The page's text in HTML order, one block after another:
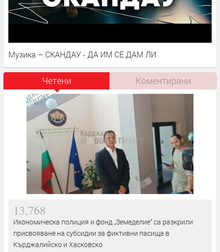
Музика – СКАНДАУ - ДА ИМ СЕ ДАМ ЛИ
Четени Коментирани
13,768
Икономическа полиция и фонд „Земеделие“ са разкрили
присвояване на субсидии за фиктивни пасища в
Кърджалийско и Хасковско